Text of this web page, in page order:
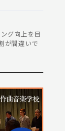
ング向上を目
が間違いで